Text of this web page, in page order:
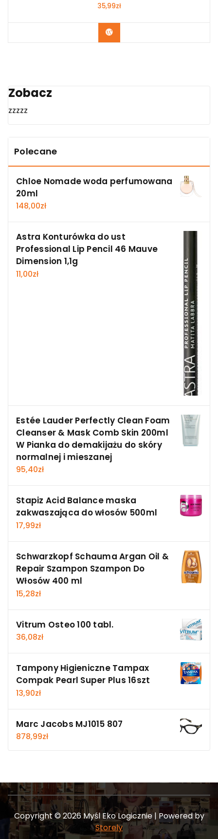
35,99zł
Zobacz
Zobacz
zzzzz
Polecane
Chloe Nomade woda perfumowana
20ml
148,00zł
Astra Konturówka do ust
Professional Lip Pencil 46 Mauve
Dimension 1,1g
11,00zł
Estée Lauder Perfectly Clean Foam
Cleanser & Mask Comb Skin 200ml
W Pianka do demakijażu do skóry
normalnej i mieszanej
95,40zł
Stapiz Acid Balance maska
zakwaszająca do włosów 500ml
17,99zł
Schwarzkopf Schauma Argan Oil &
Repair Szampon Szampon Do
Włosów 400 ml
15,28zł
Vitrum Osteo 100 tabl.
36,08zł
Tampony Higieniczne Tampax
Compak Pearl Super Plus 16szt
13,90zł
Marc Jacobs MJ1015 807
878,99zł
Copyright © 2026 Myśl Eko Logicznie | Powered by
Storely